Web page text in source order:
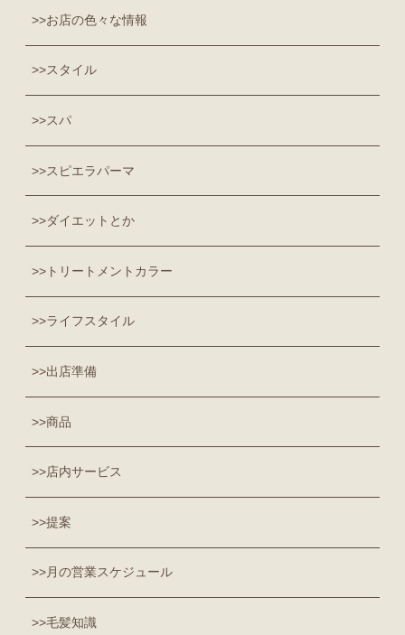
お店の色々な情報
スタイル
スパ
スピエラパーマ
ダイエットとか
トリートメントカラー
ライフスタイル
出店準備
商品
店内サービス
提案
月の営業スケジュール
毛髪知識